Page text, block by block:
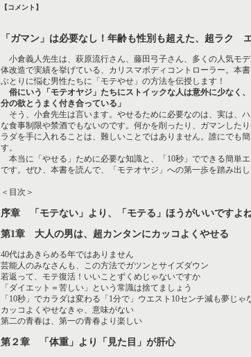
【コメント】
「ガマン」は必要なし！年齢も性別も超えた、超ラク
小倉義人先生は、萩原流行さん、藤田弓子さん、多くの人気モ
体改造で実績を挙げている、カリスマボディコントローラー。本
ぶとりに悩む男性たちに「モテやせ」の方法を伝授します！
俗にいう「モテオヤジ」たちにストイックな人は意外に少なく
分の欲とうまく付き合っている」
そう、小倉先生は言います。やせるために必要なのは、実は、
な食事制限や禁酒でもないのです。何かを削ったり、ガマンした
ラダを手に入れることは、難しいことではありません。誰にでも
す。
本当に「やせる」ために必要な知識と、「10秒」でできる簡単
です。ぜひ、本書を読んで、「モテオヤジ」への第一歩を踏み出し
＜目次＞
序章 「モテない」より、「モテる」ほうがいいですよ
第1章 大人の男は、超カンタンにカッコよくやせる
40代はあきらめる年ではありません
芸能人のみなさんも、この方法でガツンとサイズダウン
若返って、モテ復活！いいことずくめじゃないですか
「ダイエット＝苦しい」という常識は捨てましょう
「10秒」でカラダは変わる「1分で」ウエスト10センチ減も夢じゃ
カッコよくやせなきゃ、意味がない
第二の青春は、第一の青春より楽しい
第２章 「体重」より「見た目」が肝心